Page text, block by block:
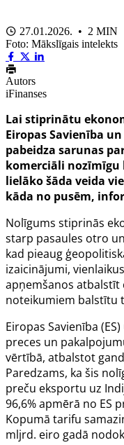
27.01.2026. • 2 MIN
Foto: Mākslīgais intelekts
Autors
iFinanses
Lai stiprinātu
Eiropas Savienība
pabeidza sarunas
komerciāli nozīmīgu
lielāko šāda veida
kāda no pusēm,
Nolīgums stiprinās
starp pasaules otro
kad pieaug
izaicinājumi,
apņemšanos
noteikumiem balstītu
Eiropas Savienība
preces un
vērtībā, atbalstot
Paredzams, ka šis
preču eksportu uz
96,6% apmērā no ES
Kopumā tarifu
mljrd. eiro gadā